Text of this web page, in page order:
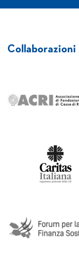
Collaborazioni